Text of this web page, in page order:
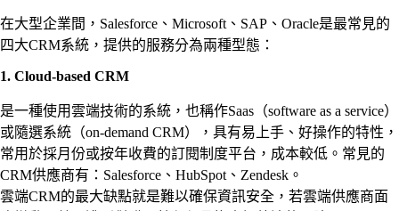
在大型企業間，Salesforce、Microsoft、SAP、Oracle是最常見的
四大CRM系統，提供的服務分為兩種型態：
1. Cloud-based CRM
是一種使用雲端技術的系統，也稱作Saas（software as a service）
或隨選系統（on-demand CRM），具有易上手、好操作的特性，
常用於採月份或按年收費的訂閱制度平台，成本較低。常見的
CRM供應商有：Salesforce、HubSpot、Zendesk。
雲端CRM的最大缺點就是難以確保資訊安全，若雲端供應商面